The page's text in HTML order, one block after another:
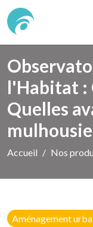
l'Habitat :
Quelles
Accueil Nos
Aménagement